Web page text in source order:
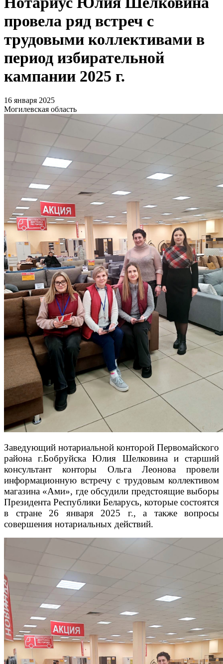
провела ряд встреч с
трудовыми коллективами в
период избирательной
кампании 2025 г.
16 января 2025
Могилевская область
Заведующий нотариальной конторой Первомайского
района г.Бобруйска Юлия Шелковина и старший
консультант конторы Ольга Леонова провели
информационную встречу с трудовым коллективом
магазина «Ами», где обсудили предстоящие выборы
Президента Республики Беларусь, которые состоятся
в стране 26 января 2025 г., а также вопросы
совершения нотариальных действий.